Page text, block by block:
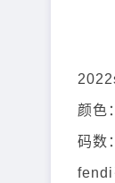
颜色
码数
fendi